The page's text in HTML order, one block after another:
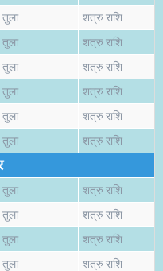
तुला शत्रु राशि
तुला शत्रु राशि
तुला शत्रु राशि
तुला शत्रु राशि
तुला शत्रु राशि
तुला शत्रु राशि
तुला शत्रु राशि
तुला शत्रु राशि
तुला शत्रु राशि
तुला शत्रु राशि